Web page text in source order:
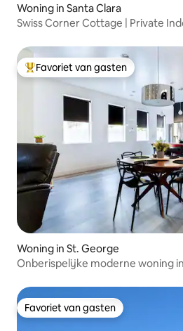
Woning in Santa Clara
Swiss Corner Cottage | Private
Topfavoriet van gasten
Favoriet van gasten
Woning in St. George
Onberispelijke moderne woning
Favoriet van gasten
Favoriet van gasten